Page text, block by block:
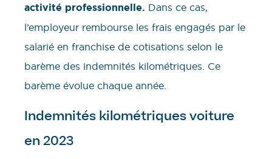
activité professionnelle. Dans ce cas,
l’employeur rembourse les frais engagés par le
salarié en franchise de cotisations selon le
barème des indemnités kilométriques. Ce
barème évolue chaque année.
Indemnités kilométriques voiture
en 2023